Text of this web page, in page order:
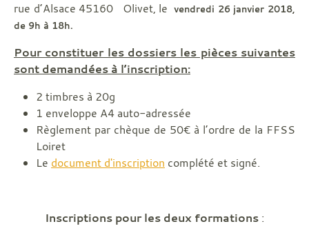
rue d’Alsace 45160 Olivet, le vendredi 26 janvier 2018,
de 9h à 18h.
Pour constituer les dossiers les pièces suivantes
sont demandées à l’inscription:
2 timbres à 20g
1 enveloppe A4 auto-adressée
Règlement par chèque de 50€ à l’ordre de la FFSS
Loiret
Le document d'inscription complété et signé.
Inscriptions pour les deux formations :